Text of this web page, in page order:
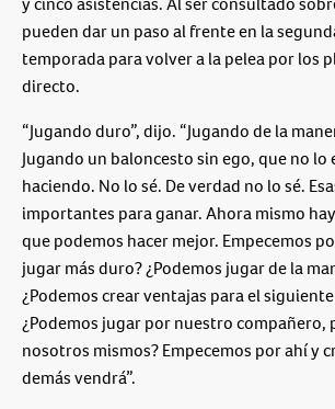
pueden dar un paso al frente en la
temporada para volver a la pelea por los
directo.
“Jugando duro”, dijo. “Jugando de la
Jugando un baloncesto sin ego, que no lo
haciendo. No lo sé. De verdad no lo sé.
importantes para ganar. Ahora mismo
que podemos hacer mejor. Empecemos
jugar más duro? ¿Podemos jugar de la
¿Podemos crear ventajas para el
¿Podemos jugar por nuestro compañero,
nosotros mismos? Empecemos por ahí y
demás vendrá”.